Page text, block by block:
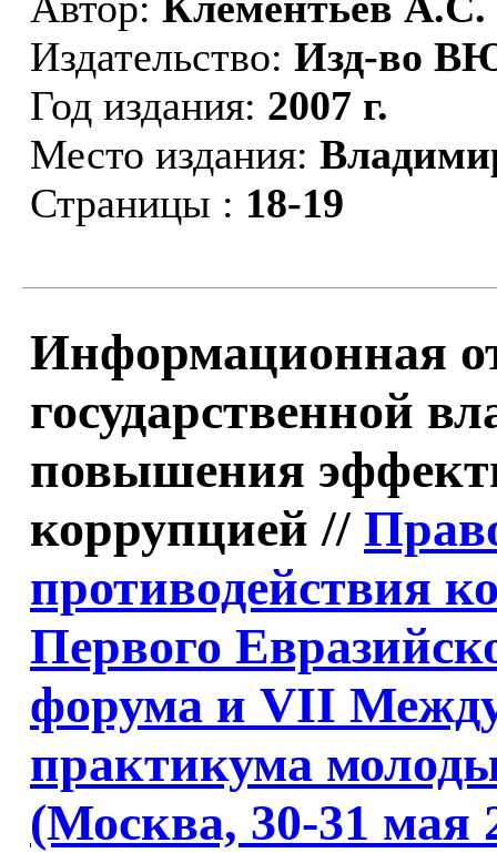
Издательство: Изд-во
Год издания: 2007 г.
Место издания:
Страницы : 18-19
Информационная
государственной
повышения
коррупцией //
противодействия
Первого
форума и VII
практикума
(Москва, 30-31 мая